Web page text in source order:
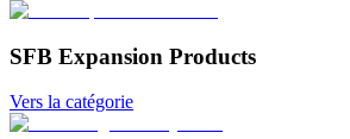
SFB Expansion Products
Vers la catégorie